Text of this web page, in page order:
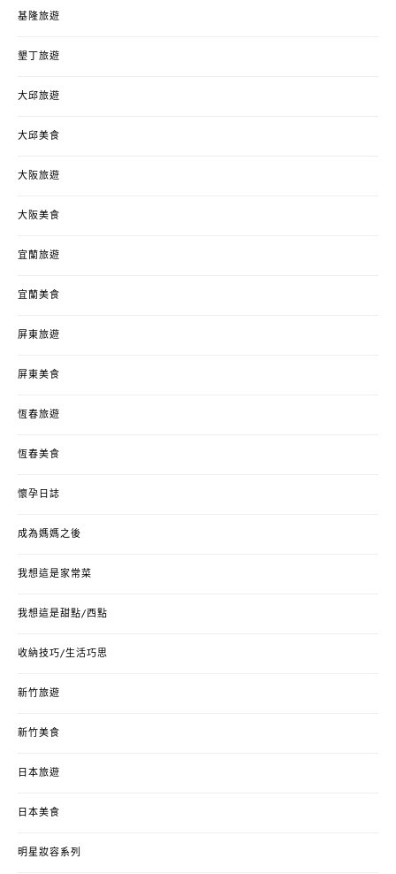
基隆旅遊
墾丁旅遊
大邱旅遊
大邱美食
大阪旅遊
大阪美食
宜蘭旅遊
宜蘭美食
屏東旅遊
屏東美食
恆春旅遊
恆春美食
懷孕日誌
成為媽媽之後
我想這是家常菜
我想這是甜點/西點
收納技巧/生活巧思
新竹旅遊
新竹美食
日本旅遊
日本美食
明星妝容系列